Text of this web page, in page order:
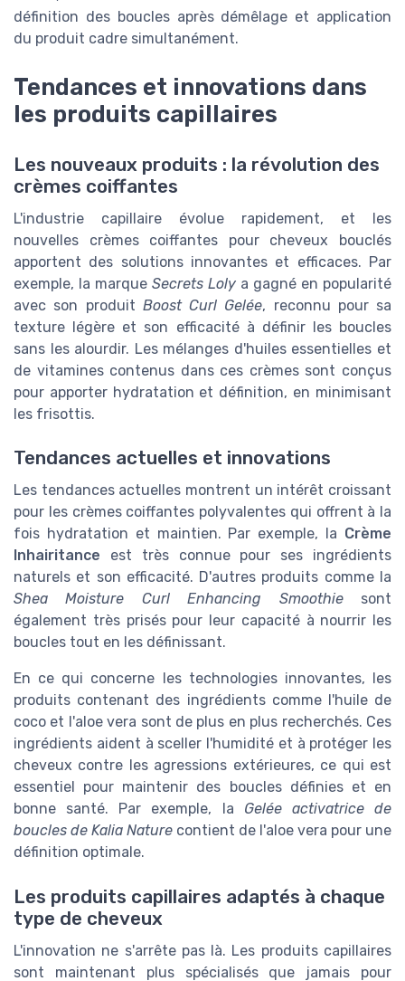
définition des boucles après démêlage et application
du produit cadre simultanément.
Tendances et innovations dans
les produits capillaires
Les nouveaux produits : la révolution des
crèmes coiffantes
L'industrie capillaire évolue rapidement, et les
nouvelles crèmes coiffantes pour cheveux bouclés
apportent des solutions innovantes et efficaces. Par
exemple, la marque Secrets Loly a gagné en popularité
avec son produit Boost Curl Gelée, reconnu pour sa
texture légère et son efficacité à définir les boucles
sans les alourdir. Les mélanges d'huiles essentielles et
de vitamines contenus dans ces crèmes sont conçus
pour apporter hydratation et définition, en minimisant
les frisottis.
Tendances actuelles et innovations
Les tendances actuelles montrent un intérêt croissant
pour les crèmes coiffantes polyvalentes qui offrent à la
fois hydratation et maintien. Par exemple, la Crème
Inhairitance est très connue pour ses ingrédients
naturels et son efficacité. D'autres produits comme la
Shea Moisture Curl Enhancing Smoothiesont
également très prisés pour leur capacité à nourrir les
boucles tout en les définissant.
En ce qui concerne les technologies innovantes, les
produits contenant des ingrédients comme l'huile de
coco et l'aloe vera sont de plus en plus recherchés. Ces
ingrédients aident à sceller l'humidité et à protéger les
cheveux contre les agressions extérieures, ce qui est
essentiel pour maintenir des boucles définies et en
bonne santé. Par exemple, la Gelée activatrice de
boucles de Kalia Nature contient de l'aloe vera pour une
définition optimale.
Les produits capillaires adaptés à chaque
type de cheveux
L'innovation ne s'arrête pas là. Les produits capillaires
sont maintenant plus spécialisés que jamais pour